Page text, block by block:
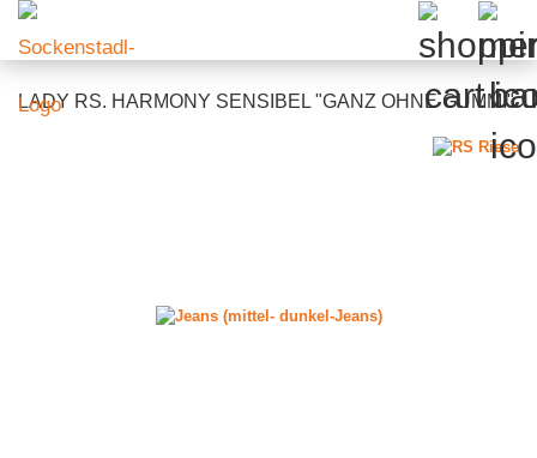
LADY RS. HARMONY SENSIBEL "GANZ OHNE GUMMI"